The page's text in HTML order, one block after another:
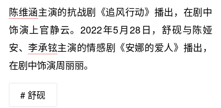
陈维涵主演的抗战剧《追风行动》播出，在剧中
饰演上官静云。2022年5月28日，舒砚与陈娅
安、 李承铉主演的情感剧《安娜的爱人》播出，
在剧中饰演周丽丽。
# 舒砚